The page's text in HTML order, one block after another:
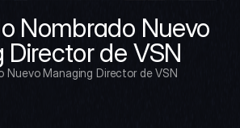
Nombrado Nuevo
de VSN
Nuevo Managing Director de VSN